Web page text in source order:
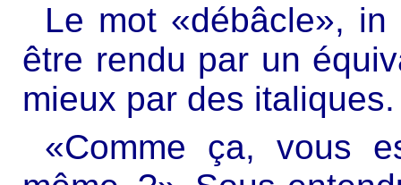
Le mot «débâcle»,
être rendu par un
mieux par des italiques.
«Comme ça, vous